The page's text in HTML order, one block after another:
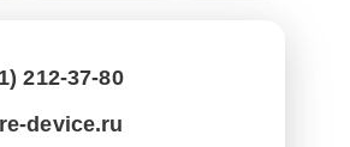
212-37-80
device.ru